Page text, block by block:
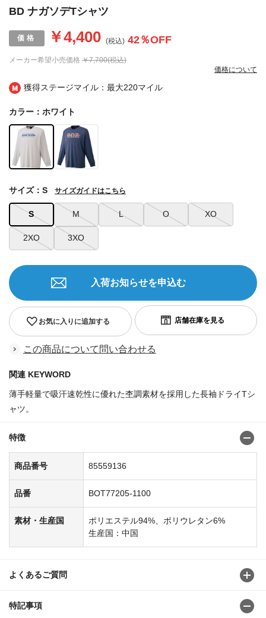
獲得ステージマイル：最大220マイル
BD ナガソデTシャツ
メーカー希望小売価格 ￥7,700(税込)
￥4,400 (税込) 42％OFF
価格について
カラー：ホワイト
S M L O XO
2XO 3XO
サイズ：S サイズガイドはこちら
お気に入りに追加する
入荷お知らせを申込む
この商品について問い合わせる
関連 KEYWORD
薄手軽量で吸汗速乾性に優れた杢調素材を採用した長袖ドライTシ
ャツ。
特徴
商品番号 85559136
品番 BOT77205-1100
素材・生産国
ポリエステル94%、ポリウレタン6%
生産国：中国
よくあるご質問
特記事項